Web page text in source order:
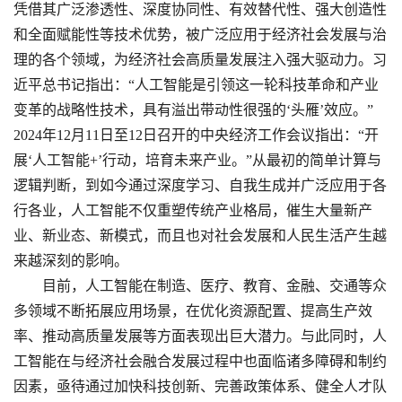
凭借其广泛渗透性、深度协同性、有效替代性、强大创造性
和全面赋能性等技术优势，被广泛应用于经济社会发展与治
理的各个领域，为经济社会高质量发展注入强大驱动力。习
近平总书记指出：“人工智能是引领这一轮科技革命和产业
变革的战略性技术，具有溢出带动性很强的‘头雁’效应。”
2024年12月11日至12日召开的中央经济工作会议指出：“开
展‘人工智能+’行动，培育未来产业。”从最初的简单计算与
逻辑判断，到如今通过深度学习、自我生成并广泛应用于各
行各业，人工智能不仅重塑传统产业格局，催生大量新产
业、新业态、新模式，而且也对社会发展和人民生活产生越
来越深刻的影响。
目前，人工智能在制造、医疗、教育、金融、交通等众
多领域不断拓展应用场景，在优化资源配置、提高生产效
率、推动高质量发展等方面表现出巨大潜力。与此同时，人
工智能在与经济社会融合发展过程中也面临诸多障碍和制约
因素，亟待通过加快科技创新、完善政策体系、健全人才队